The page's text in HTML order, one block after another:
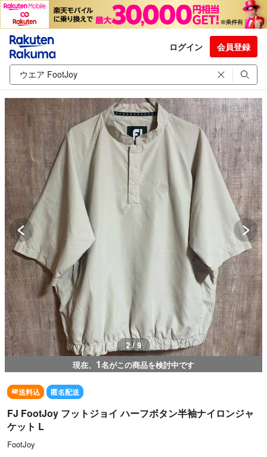
ログイン 会員登録
3 / 9
現在、 1名がこの商品を検討中です
送料込 匿名配送
FJ FootJoy フットジョイ ハーフボタン半袖ナイロンジャ
ケット L
FootJoy